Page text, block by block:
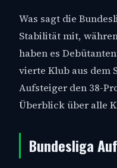
Was sagt die
Stabilität mit,
haben es
vierte Klub aus dem
Aufsteiger den 38-
Überblick über alle
Bundesliga